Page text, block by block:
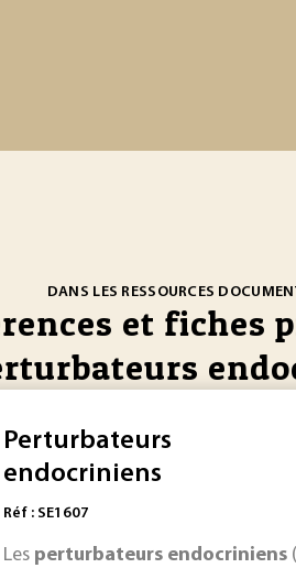
DANS LES RESSOURCES
et fiches
Perturbateurs
endocriniens
Réf : SE1607
Les perturbateurs endocriniens